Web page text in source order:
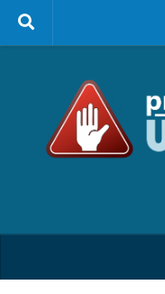
Zum Inhalt springen